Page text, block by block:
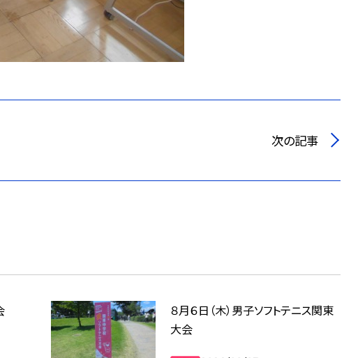
次の記事
８月６日（木）男子ソフトテニス関東
大会